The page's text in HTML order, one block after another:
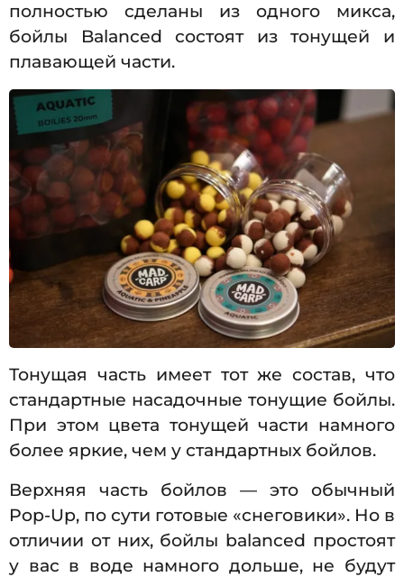
полностью сделаны из одного микса,
бойлы Balanced состоят из тонущей и
плавающей части.
Тонущая часть имеет тот же состав, что
стандартные насадочные тонущие бойлы.
При этом цвета тонущей части намного
более яркие, чем у стандартных бойлов.
Верхняя часть бойлов — это обычный
Pop-Up, по сути готовые «снеговики». Но в
отличии от них, бойлы balanced простоят
у вас в воде намного дольше, не будут